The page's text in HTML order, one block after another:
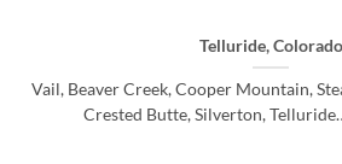
Telluride, Colorado
Vail, Beaver Creek, Cooper Mountain,
Crested Butte, Silverton,